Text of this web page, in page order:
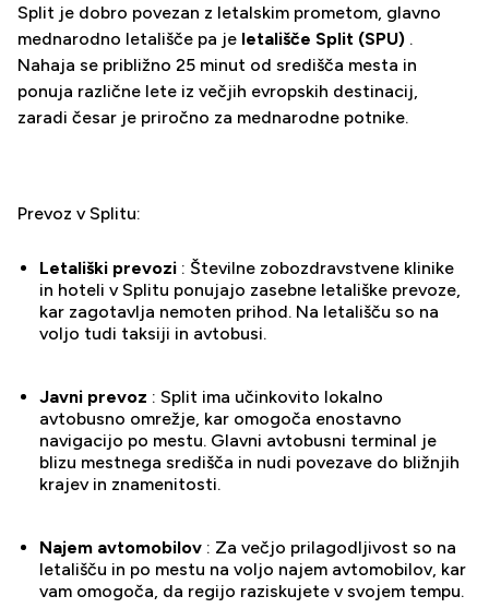
Split je dobro povezan z letalskim prometom, glavno
mednarodno letališče pa je letališče Split (SPU) .
Nahaja se približno 25 minut od središča mesta in
ponuja različne lete iz večjih evropskih destinacij,
zaradi česar je priročno za mednarodne potnike.
Prevoz v Splitu:
Letališki prevozi : Številne zobozdravstvene klinike
in hoteli v Splitu ponujajo zasebne letališke prevoze,
kar zagotavlja nemoten prihod. Na letališču so na
voljo tudi taksiji in avtobusi.
Javni prevoz : Split ima učinkovito lokalno
avtobusno omrežje, kar omogoča enostavno
navigacijo po mestu. Glavni avtobusni terminal je
blizu mestnega središča in nudi povezave do bližnjih
krajev in znamenitosti.
Najem avtomobilov : Za večjo prilagodljivost so na
letališču in po mestu na voljo najem avtomobilov, kar
vam omogoča, da regijo raziskujete v svojem tempu.